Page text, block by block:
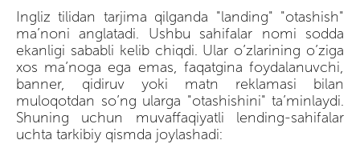
Ingliz tilidan tarjima qilganda "landing" "otashish"
ma’noni anglatadi. Ushbu sahifalar nomi sodda
ekanligi sababli kelib chiqdi. Ular o’zlarining o’ziga
xos ma’noga ega emas, faqatgina foydalanuvchi,
banner, qidiruv yoki matn reklamasi bilan
muloqotdan so’ng ularga "otashishini" ta’minlaydi.
Shuning uchun muvaffaqiyatli lending-sahifalar
uchta tarkibiy qismda joylashadi: